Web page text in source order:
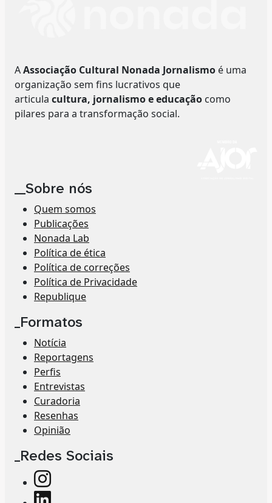
AAssociação Cultural Nonada Jornalismo é uma
organização sem fins lucrativos que
articula cultura, jornalismo e educação como
pilares para a transformação social.
__Sobre nós
Quem somos
Publicações
Nonada Lab
Política de ética
Política de correções
Política de Privacidade
Republique
_Formatos
Notícia
Reportagens
Perfis
Entrevistas
Curadoria
Resenhas
Opinião
_Redes Sociais